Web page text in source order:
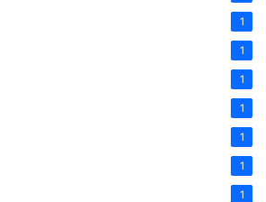
1
1
1
1
1
1
1